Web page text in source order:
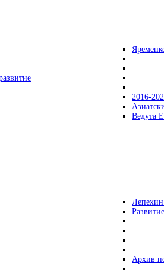
2016-
Ведута
Архив